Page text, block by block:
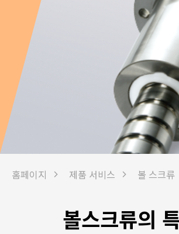
홈페이지 제품 서비스 볼 스크류
볼스크류의